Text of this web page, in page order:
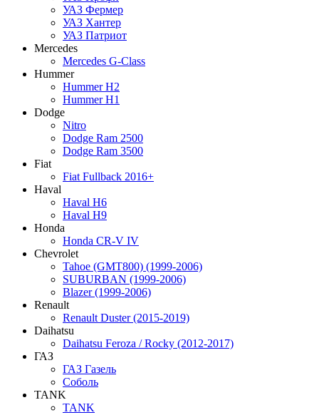
УАЗ Фермер
УАЗ Хантер
УАЗ Патриот
Mercedes
Mercedes G-Class
Hummer
Hummer H2
Hummer H1
Dodge
Nitro
Dodge Ram 2500
Dodge Ram 3500
Fiat
Fiat Fullback 2016+
Haval
Haval H6
Haval H9
Honda
Honda CR-V IV
Chevrolet
Tahoe (GMT800) (1999-2006)
SUBURBAN (1999-2006)
Blazer (1999-2006)
Renault
Renault Duster (2015-2019)
Daihatsu
Daihatsu Feroza / Rocky (2012-2017)
ГАЗ
ГАЗ Газель
Соболь
TANK
TANK